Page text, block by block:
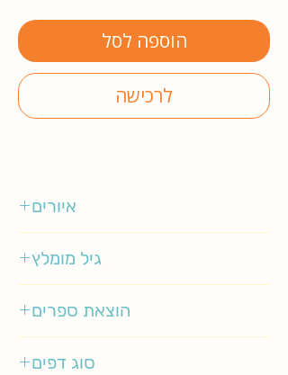
הוספה לסל
לרכישה
איורים
גיל מומלץ
הוצאת ספרים
סוג דפים